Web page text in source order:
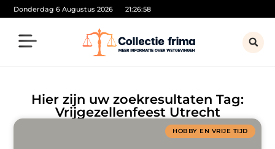
Donderdag 6 Augustus 2026 21:26:58
Hier zijn uw zoekresultaten Tag:
Vrijgezellenfeest Utrecht
HOBBY EN VRIJE TIJD